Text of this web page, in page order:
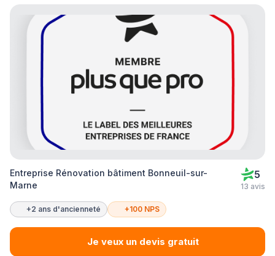
Entreprise Rénovation bâtiment Bonneuil-sur-
Marne
5
13 avis
+2 ans d'ancienneté +100 NPS
Je veux un devis gratuit